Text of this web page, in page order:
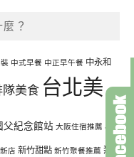
？
中式早餐 中正早午餐 中永和
隊美食 台北美
父紀念館站 大阪住宿推薦 小
新店 新竹甜點 新竹聚餐推薦 新